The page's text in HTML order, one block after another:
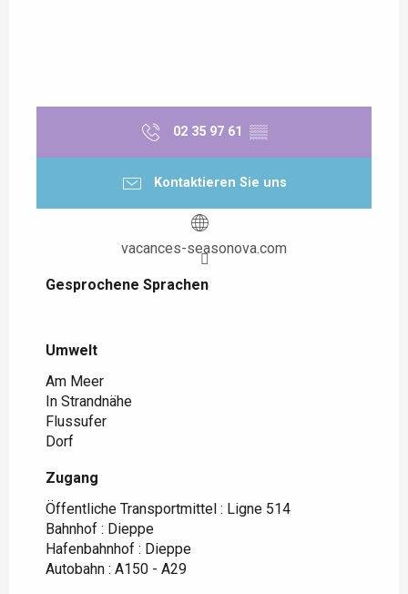
02 35 97 61 ▒▒
Kontaktieren Sie uns
vacances-seasonova.com
Gesprochene Sprachen
Gesprochene Sprachen
Umwelt
Umwelt
Am Meer
In Strandnähe
Flussufer
Dorf
Zugang
Zugang
Öffentliche Transportmittel : Ligne 514
Bahnhof : Dieppe
Hafenbahnhof : Dieppe
Autobahn : A150 - A29